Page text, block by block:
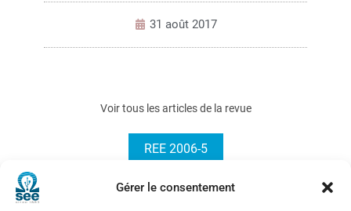
Gérer le consentement
31 août 2017
Voir tous les articles de la revue
REE 2006-5